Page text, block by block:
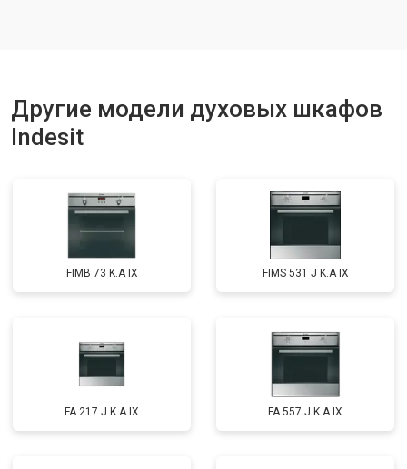
Другие модели духовых шкафов
Indesit
FIMB 73 K.A IX FIMS 531 J K.A IX
FA 217 J K.A IX FA 557 J K.A IX